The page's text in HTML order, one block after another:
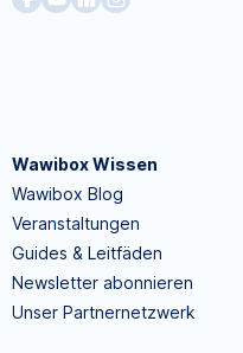
Wawibox Wissen
Wawibox Blog
Veranstaltungen
Guides & Leitfäden
Newsletter abonnieren
Unser Partnernetzwerk